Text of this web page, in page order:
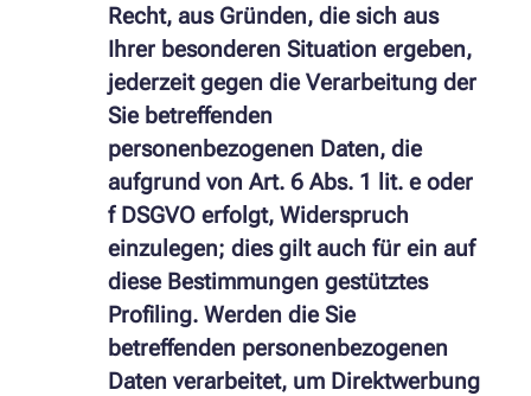
Recht, aus Gründen, die sich aus
Ihrer besonderen Situation ergeben,
jederzeit gegen die Verarbeitung der
Sie betreffenden
personenbezogenen Daten, die
aufgrund von Art. 6 Abs. 1 lit. e oder
f DSGVO erfolgt, Widerspruch
einzulegen; dies gilt auch für ein auf
diese Bestimmungen gestütztes
Profiling. Werden die Sie
betreffenden personenbezogenen
Daten verarbeitet, um Direktwerbung